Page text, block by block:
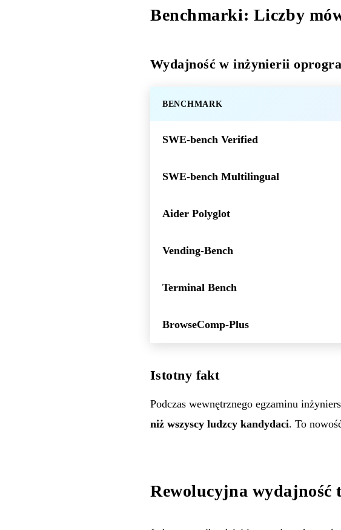
Benchmarki: Liczby
Wydajność w inżynierii
BENCHMARK
SWE-bench Verified
SWE-bench Multilingual
Aider Polyglot
Vending-Bench
Terminal Bench
BrowseComp-Plus
Istotny fakt
Podczas wewnętrznego egzaminu
niż wszyscy ludzcy kandydaci. To
Rewolucyjna wydajność